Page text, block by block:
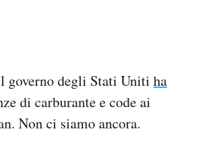
governo degli Stati Uniti ha
di carburante e code ai
Non ci siamo ancora.